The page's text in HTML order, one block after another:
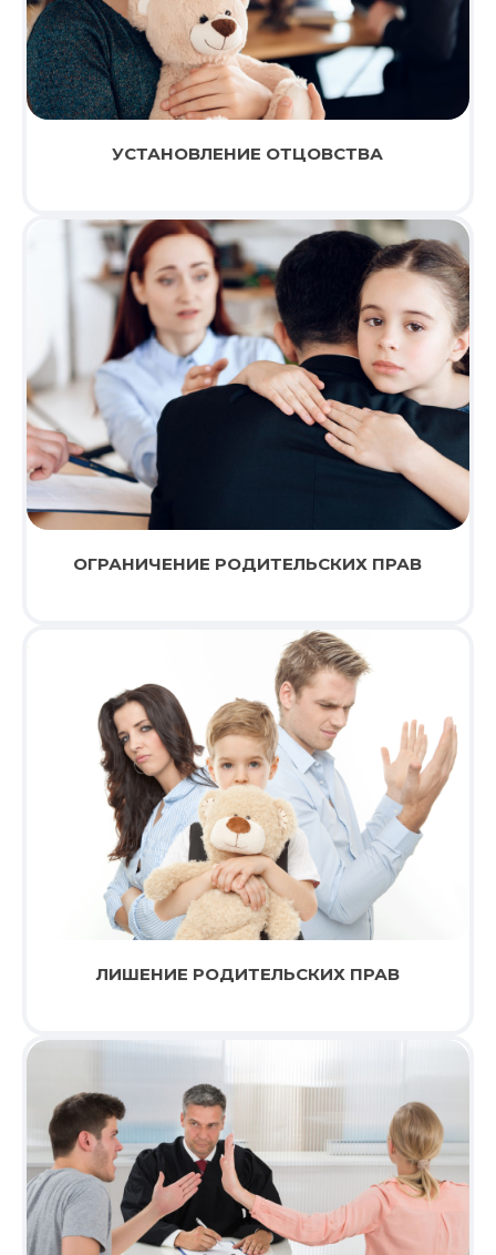
УСТАНОВЛЕНИЕ ОТЦОВСТВА
ОГРАНИЧЕНИЕ РОДИТЕЛЬСКИХ ПРАВ
ЛИШЕНИЕ РОДИТЕЛЬСКИХ ПРАВ